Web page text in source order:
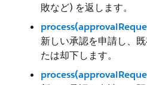
敗など) を返します。
新しい承認を申請し、
たは却下します。